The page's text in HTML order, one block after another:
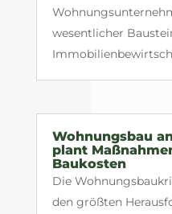
wesentlicher
Wohnungsbau
plant
Baukosten
Die
den größten